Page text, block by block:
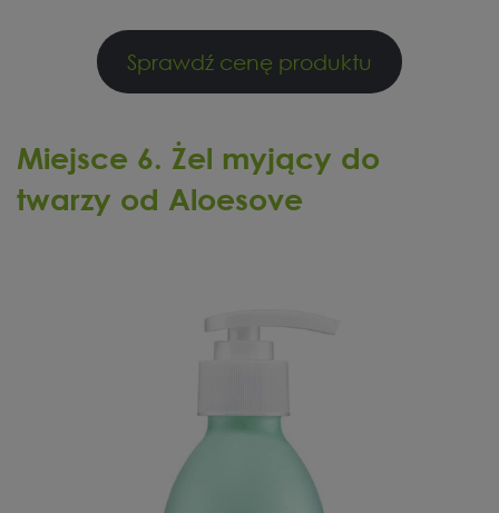
Sprawdź cenę produktu
Miejsce 6. Żel myjący do
twarzy od Aloesove